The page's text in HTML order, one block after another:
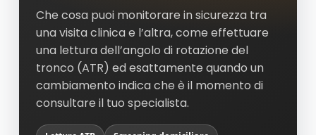
Che cosa puoi monitorare in sicurezza tra
una visita clinica e l’altra, come effettuare
una lettura dell’angolo di rotazione del
tronco (ATR) ed esattamente quando un
cambiamento indica che è il momento di
consultare il tuo specialista.